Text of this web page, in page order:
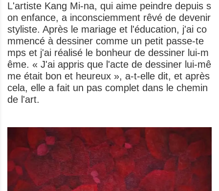
L'artiste Kang Mi-na, qui aime peindre depuis s
on enfance, a inconsciemment rêvé de devenir
styliste. Après le mariage et l'éducation, j'ai co
mmencé à dessiner comme un petit passe-te
mps et j'ai réalisé le bonheur de dessiner lui-m
ême. « J'ai appris que l'acte de dessiner lui-mê
me était bon et heureux », a-t-elle dit, et après
cela, elle a fait un pas complet dans le chemin
de l'art.